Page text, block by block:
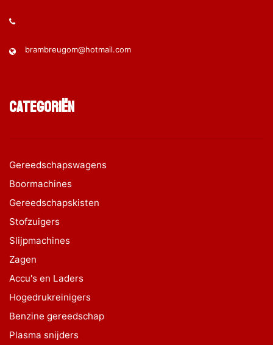
brambreugom@hotmail.com
Categoriën
Gereedschapswagens
Boormachines
Gereedschapskisten
Stofzuigers
Slijpmachines
Zagen
Accu's en Laders
Hogedrukreinigers
Benzine gereedschap
Plasma snijders